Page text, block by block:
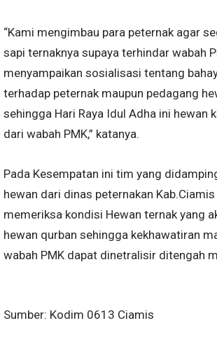
“Kami mengimbau para peternak agar
sapi ternaknya supaya terhindar wabah
menyampaikan sosialisasi tentang
terhadap peternak maupun pedagang
sehingga Hari Raya Idul Adha ini hewan
dari wabah PMK,” katanya.
Pada Kesempatan ini tim yang
hewan dari dinas peternakan
memeriksa kondisi Hewan ternak yang
hewan qurban sehingga kekhawatiran
wabah PMK dapat dinetralisir ditengah
Sumber: Kodim 0613 Ciamis